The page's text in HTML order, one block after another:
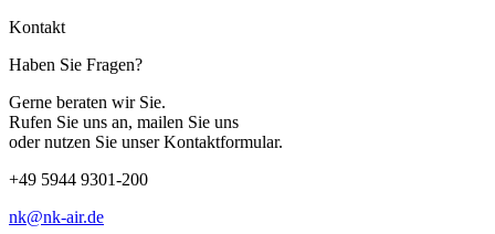
Kontakt
Haben Sie Fragen?
Gerne beraten wir Sie.
Rufen Sie uns an, mailen Sie uns
oder nutzen Sie unser Kontaktformular.
+49 5944 9301-200
nk@nk-air.de